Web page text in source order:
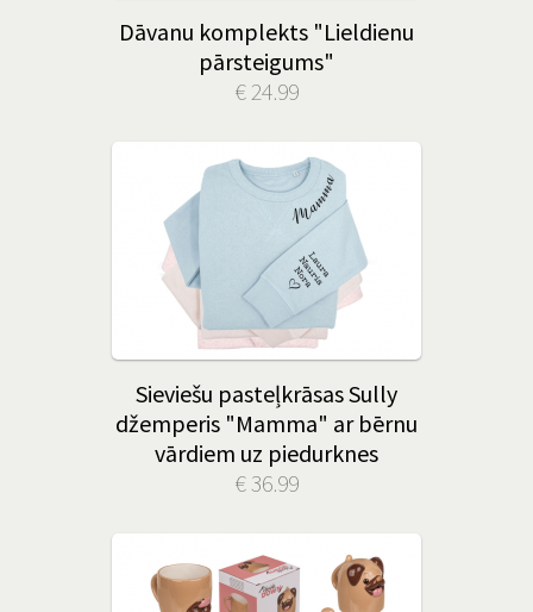
Dāvanu komplekts "Lieldienu
pārsteigums"
€ 24.99
Sieviešu pasteļkrāsas Sully
džemperis "Mamma" ar bērnu
vārdiem uz piedurknes
€ 36.99